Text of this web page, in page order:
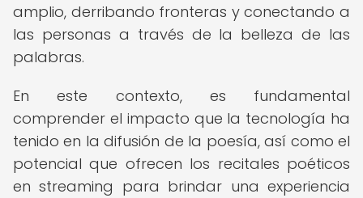
amplio, derribando fronteras y conectando a
las personas a través de la belleza de las
palabras.
En este contexto, es fundamental
comprender el impacto que la tecnología ha
tenido en la difusión de la poesía, así como el
potencial que ofrecen los recitales poéticos
en streaming para brindar una experiencia